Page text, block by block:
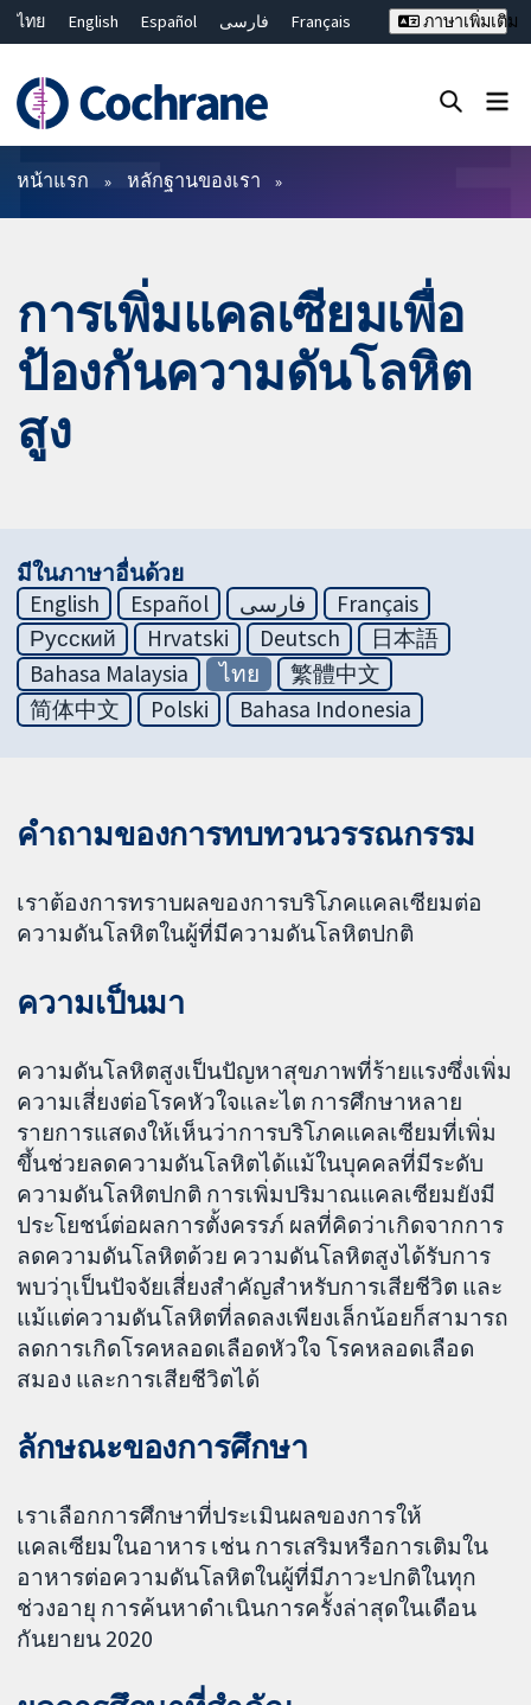
ไทย English Español فارسی
Français
Bahasa Malaysia
繁體中文 简体中文
ภาษาเพิ่มเติม
ตัวกรอง
หน้าแรก หลักฐานของเรา
การเพิ่มแคลเซียมเพื่อ
ป้องกันความดันโลหิต
สูง
มีในภาษาอื่นด้วย
English
Español فارسی
Français
Русский
Hrvatski Deutsch
日本語
Bahasa Malaysia
ไทย
繁體中文
简体中文
Polski Bahasa Indonesia
คำถามของการทบทวนวรรณกรรม
เราต้องการทราบผลของการบริโภคแคลเซียมต่อ
ความดันโลหิตในผู้ที่มีความดันโลหิตปกติ
ความเป็นมา
ความดันโลหิตสูงเป็นปัญหาสุขภาพที่ร้ายแรงซึ่งเพิ่ม
ความเสี่ยงต่อโรคหัวใจและไต การศึกษาหลาย
รายการแสดงให้เห็นว่าการบริโภคแคลเซียมที่เพิ่ม
ขึ้นช่วยลดความดันโลหิตได้แม้ในบุคคลที่มีระดับ
ความดันโลหิตปกติ การเพิ่มปริมาณแคลเซียมยังมี
ประโยชน์ต่อผลการตั้งครรภ์ ผลที่คิดว่าเกิดจากการ
ลดความดันโลหิตด้วย ความดันโลหิตสูงได้รับการ
พบว่าุเป็นปัจจัยเสี่ยงสำคัญสำหรับการเสียชีวิต และ
แม้แต่ความดันโลหิตที่ลดลงเพียงเล็กน้อยก็สามารถ
ลดการเกิดโรคหลอดเลือดหัวใจ โรคหลอดเลือด
สมอง และการเสียชีวิตได้
ลักษณะของการศึกษา
เราเลือกการศึกษาที่ประเมินผลของการให้
แคลเซียมในอาหาร เช่น การเสริมหรือการเติมใน
อาหารต่อความดันโลหิตในผู้ที่มีภาวะปกติในทุก
ช่วงอายุ การค้นหาดำเนินการครั้งล่าสุดในเดือน
กันยายน 2020